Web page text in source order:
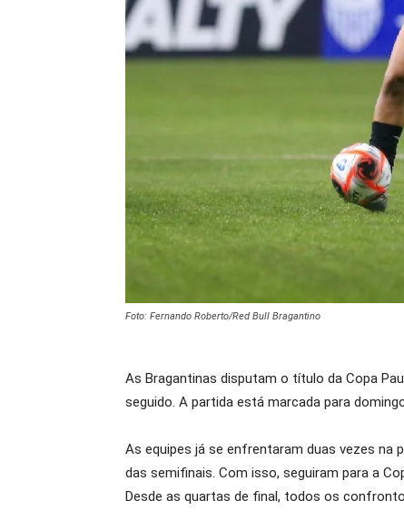
Foto: Fernando Roberto/Red Bull Bragantino
As Bragantinas disputam o título da Copa
seguido. A partida está marcada para
As equipes já se enfrentaram duas vezes na
das semifinais. Com isso, seguiram para a
Desde as quartas de final, todos os